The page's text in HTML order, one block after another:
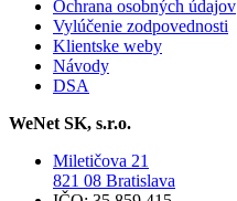
Ochrana osobných údajov
Vylúčenie zodpovednosti
Klientske weby
Návody
DSA
WeNet SK, s.r.o.
Miletičova 21
821 08 Bratislava